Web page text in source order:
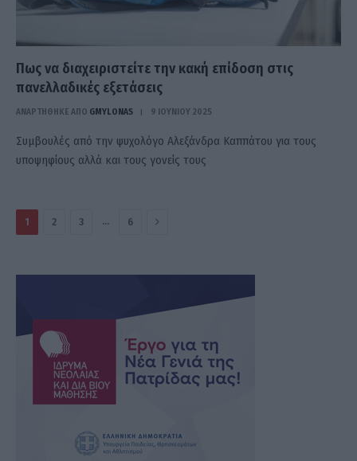
Πως να διαχειριστείτε την κακή επίδοση στις
πανελλαδικές εξετάσεις
ΑΝΑΡΤΗΘΗΚΕ ΑΠΟ GMYLONAS 9 ΙΟΥΝΊΟΥ 2025
Συμβουλές από την ψυχολόγο Αλεξάνδρα Καππάτου για τους
υποψηφίους αλλά και τους γονείς τους
1 2 3 … 6 Επόμενο